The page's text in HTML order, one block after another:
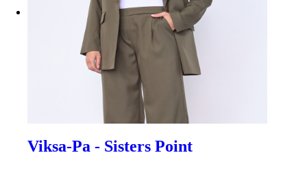
Viksa-Pa - Sisters Point